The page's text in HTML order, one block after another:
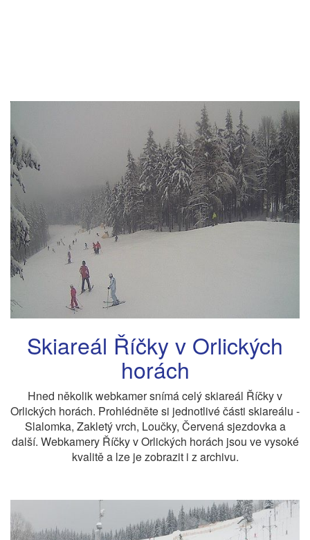
Skiareál Říčky v Orlických
horách
Hned několik webkamer snímá celý skiareál Říčky v
Orlických horách. Prohlédněte si jednotlivé části skiareálu -
Slalomka, Zakletý vrch, Loučky, Červená sjezdovka a
další. Webkamery Říčky v Orlických horách jsou ve vysoké
kvalitě a lze je zobrazit i z archivu.